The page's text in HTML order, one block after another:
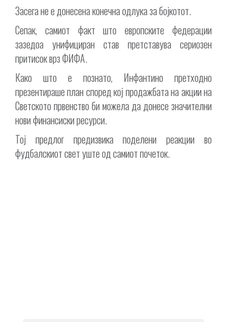
Засега не е донесена конечна одлука за бојкотот.
Сепак, самиот факт што европските федерации
зазедоа унифициран став претставува сериозен
притисок врз ФИФА.
Како што е познато, Инфантино претходно
презентираше план според кој продажбата на акции на
Светското првенство би можела да донесе значителни
нови финансиски ресурси.
Тој предлог предизвика поделени реакции во
фудбалскиот свет уште од самиот почеток.